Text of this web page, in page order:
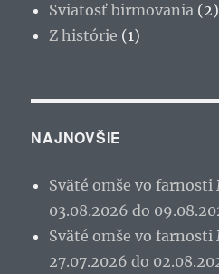
Sviatosť birmovania (2)
Z histórie (1)
NAJNOVŠIE
Sväté omše vo farnosti
03.08.2026 do
Sväté omše vo farnosti
27.07.2026 do